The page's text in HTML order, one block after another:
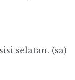
selatan. (sa)